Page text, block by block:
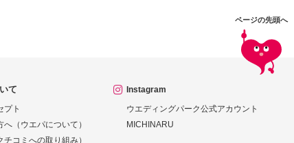
て
プト
（ウエパについて）
コミへの取り組み）
Instagram
ウエディングパーク公式アカウント
MICHINARU
ページの先頭へ